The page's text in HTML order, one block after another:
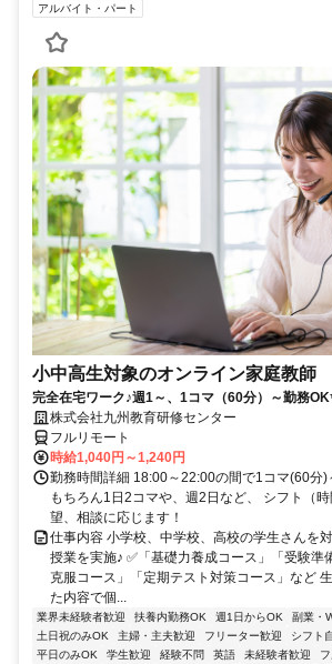
アルバイト・パート
小中高生対象のオンライン家庭教師
完全在宅ワーク♪週1～、1コマ（60分）～勤務
株式会社九州教育研修センター
フルリモート
時給1,040円～1,240円
勤務時間詳細 18:00～22:00の間で1コマ(60分)
もちろん1日2コマや、週2日など、 シフト（
望、相談に応じます！
仕事内容 小学校、中学校、高校の学生さんを
授業を実施♪ ✅「基礎力養成コース」「受験準
克服コース」「定期テスト対策コース」など
た内容で個...
業界未経験者歓迎 扶養内勤務OK 週1日からOK
副業・
土日祝のみOK
主婦・主夫歓迎 フリーター歓迎 シフト
平日のみOK
学生歓迎 経験不問 英語 未経験者歓迎